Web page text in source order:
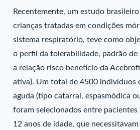
Recentemente, um estudo
crianças tratadas em condições
sistema respiratório, teve como
o perfil da tolerabilidade, padrão
a relação risco benefício da
ativa). Um total de 4500 indivíduos
aguda (tipo catarral, espasmódica
foram selecionados entre
12 anos de idade, que